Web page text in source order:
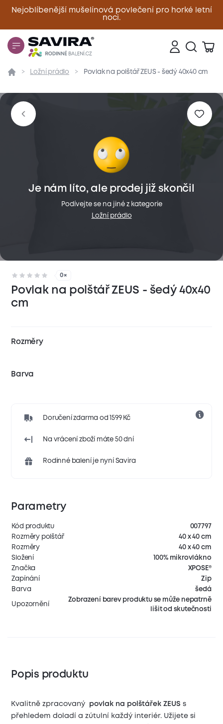
Nejoblíbenější mušelínová povlečení pro horké letní
noci.
Zavřít
Přehled Parametry Popis produktu Materiál
Ložní prádlo Povlak na polštář ZEUS - šedý 40x40 cm
0×
Povlak na polštář ZEUS - šedý 40x40
cm
Rozměry
Barva
Doručení zdarma od 1599 Kč
Na vrácení zboží máte 50 dní
Rodinné balení je nyní Savira
Je nám líto, ale prodej již skončil
Podívejte se na jiné z kategorie
Ložní prádlo
Parametry
Kód produktu
007797
Rozměry polštář
40 x 40 cm
Rozměry
40 x 40 cm
Složení
100% mikrovlákno
Značka
XPOSE®
Zapínání
Zip
Barva
šedá
Upozornění
Zobrazení barev produktu se může nepatrně
lišit od skutečnosti
Popis produktu
Kvalitně zpracovaný povlak na polštářek ZEUS s
přehledem doladí a zútulní každý interiér. Užijete si